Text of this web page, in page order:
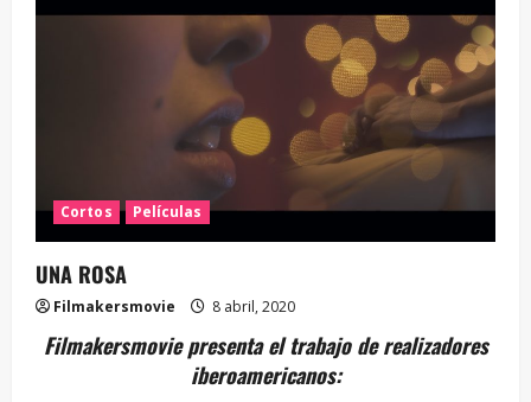
Cortos Películas
UNA ROSA
Filmakersmovie 8 abril, 2020
Filmakersmovie presenta el trabajo de realizadores
iberoamericanos: